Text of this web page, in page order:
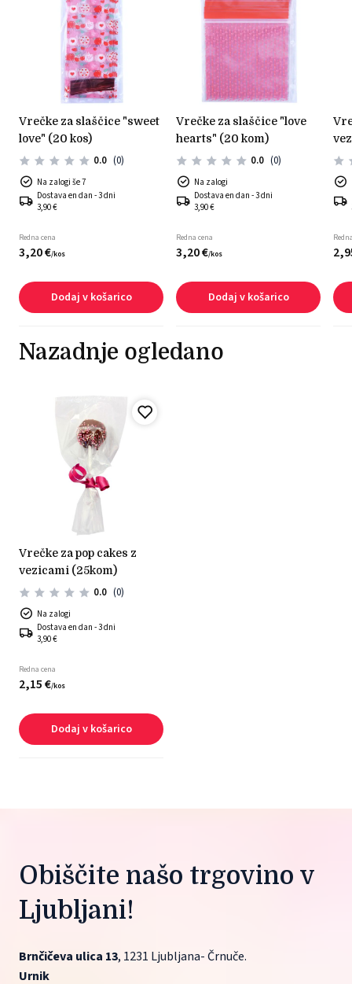
vrečke za slaščice "sweet
love" (20 kos)
0.0 (0)
Na zalogi še 7
Dostava en dan - 3 dni
3,90 €
Redna cena
3,20€/kos
Dodaj v košarico
vrečke za slaščice "love
hearts" (20 kom)
0.0 (0)
Na zalogi
Dostava en dan - 3 dni
3,90 €
Redna cena
3,20€/kos
Dodaj v košarico
vrečke za slaščice +
2,
Nazadnje ogledano
vrečke za pop cakes z
vezicami (25kom)
0.0 (0)
Na zalogi
Dostava en dan - 3 dni
3,90 €
Redna cena
2,15€/kos
Dodaj v košarico
Obiščite našo trgovino v
Ljubljani!
Brnčičeva ulica 13, 1231 Ljubljana- Črnuče.
Urnik